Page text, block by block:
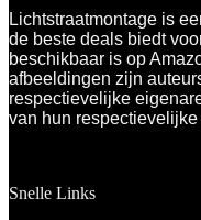
Lichtstraatmontage is
de beste deals biedt
beschikbaar is op
afbeeldingen zijn
respectievelijke
van hun respectievelijke
Snelle Links